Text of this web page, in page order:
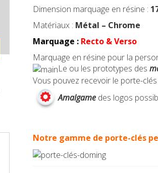
Dimension marquage en résine :
Matériaux : Métal – Chrome
Marquage : Recto & Verso
Marquage en résine pour la
Le ou les prototypes des
Vous pouvez recevoir le porte-
Amalgame des logos
Notre gamme de porte-clés